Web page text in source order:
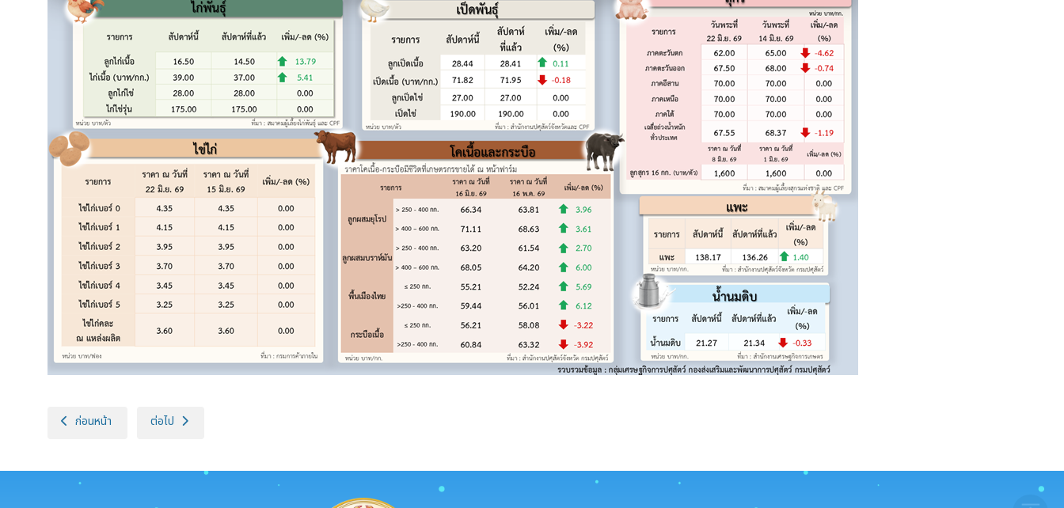
เนื้อหาก่อนหน้า: ราคาเฉลี่ยสินค้าปศุสัตว์ที่เกษตรกรขายได้ สัปดาห์ที่ 5 เดือนมิถุนายน 2569
ก่อนหน้า เนื้อหาถัดไป: ราคาเฉลี่ยสินค้าปศุสัตว์ที่เกษตรกรขายได้ สัปดาห์ที่ 3 เดือนมิถุนายน 2569
ต่อไป